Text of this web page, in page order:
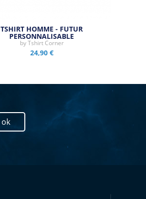
TSHIRT HOMME - FUTUR
PERSONNALISABLE
byTshirt Corner
24,90 €
ok